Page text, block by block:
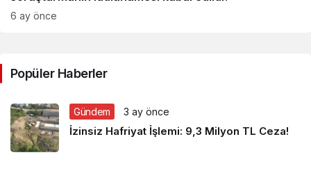
6 ay önce
Popüler Haberler
Gündem 3 ay önce
İzinsiz Hafriyat İşlemi: 9,3 Milyon TL Ceza!